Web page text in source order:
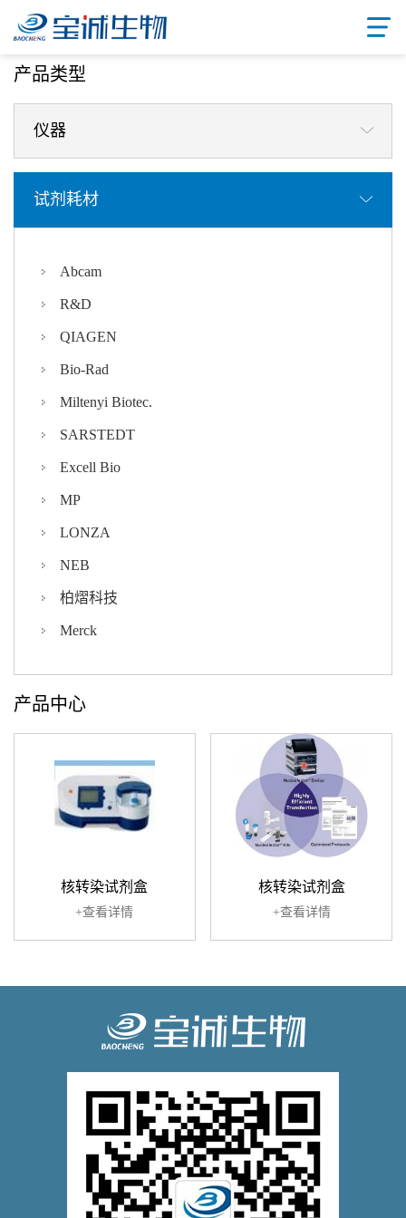
首页/ 产品中心
产品类型
仪器
试剂耗材
Abcam
R&D
QIAGEN
Bio-Rad
Miltenyi Biotec.
SARSTEDT
Excell Bio
MP
LONZA
NEB
柏熠科技
Merck
产品中心
核转染试剂盒
+查看详情
核转染试剂盒
+查看详情